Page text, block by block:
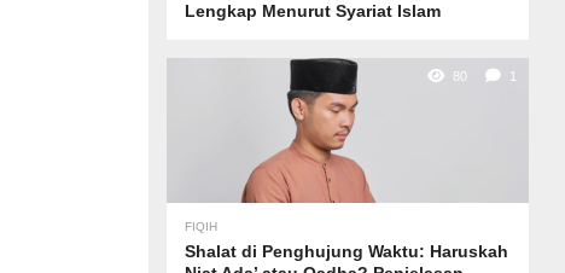
Lengkap Menurut Syariat Islam
80 1
FIQIH
Shalat di Penghujung Waktu: Haruskah